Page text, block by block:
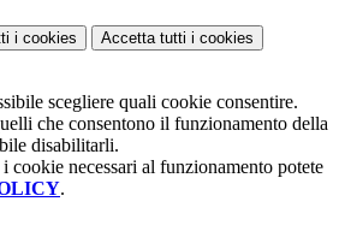
i cookies Accetta tutti i cookies
scegliere quali cookie consentire.
che consentono il funzionamento della
disabilitarli.
cookie necessari al funzionamento potete
.